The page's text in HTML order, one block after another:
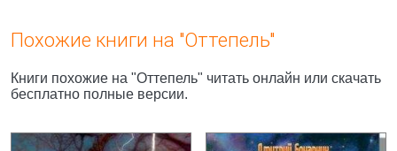
Похожие книги на "Оттепель"
Книги похожие на "Оттепель" читать онлайн или скачать
бесплатно полные версии.